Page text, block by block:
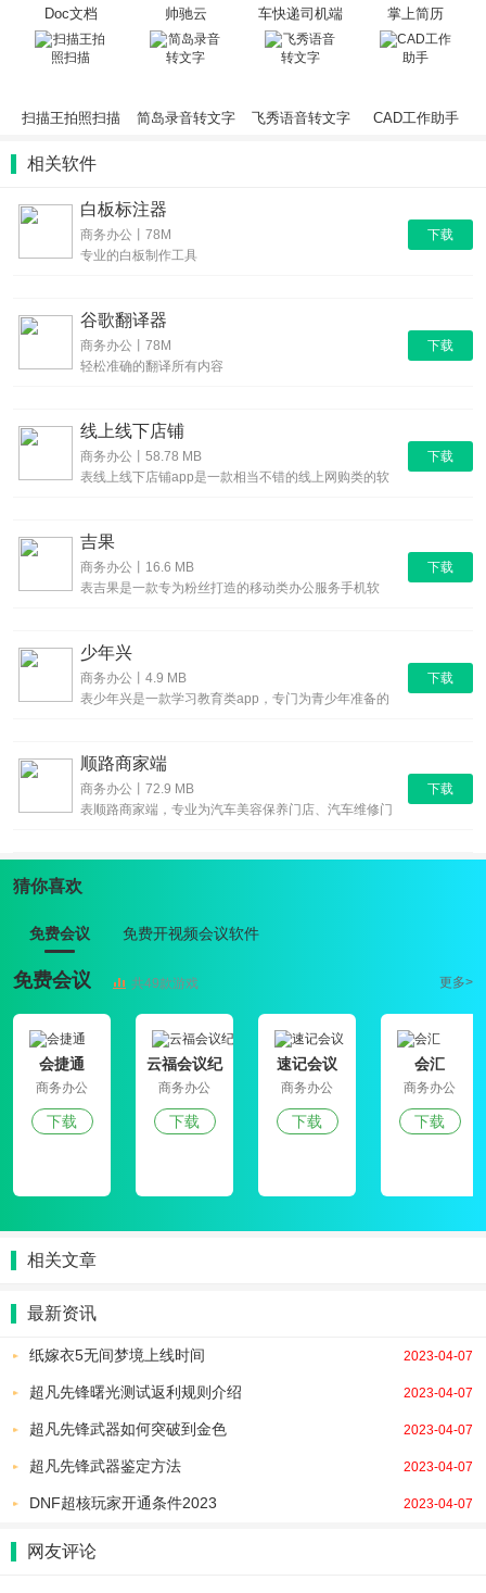
清晰的，而且也可以直接开启录音模式。
3.支持同时多人在线，一起参与会议，不会出现任何卡屏的情况，保
《好信会议》软件亮点：
己的屏幕内容给自己的员工。
2.领导可以直接通过软件来发送各种文本内容，支持不同的格式，提
高员工的办公效率。
3.所有的文档都会直接在线保存，方便用户随时随地的翻阅。
真的是一款功能非常强大的软件，软件里有非常详细的领导层，通过
合理的安排每一个员工的工作内容，然后完成完美的配合，避免不必
Doc文档 帅驰云 车快递司机端 掌上简历
扫描王拍照扫描 简岛录音转文字 飞秀语音转文字 CAD工作助手
相关软件
下载
白板标注器
商务办公丨78M
专业的白板制作工具
下载
谷歌翻译器
商务办公丨78M
轻松准确的翻译所有内容
下载
线上线下店铺
商务办公丨58.78 MB
表线上线下店铺app是一款相当不错的线上网购类的软
下载
吉果
商务办公丨16.6 MB
表吉果是一款专为粉丝打造的移动类办公服务手机软
下载
少年兴
商务办公丨4.9 MB
表少年兴是一款学习教育类app，专门为青少年准备的
下载
顺路商家端
商务办公丨72.9 MB
表顺路商家端，专业为汽车美容保养门店、汽车维修门
猜你喜欢
免费会议 免费开视频会议软件
免费会议 共49款游戏 更多>
会捷通
商务办公
下载
云福会议纪
要
商务办公
下载
速记会议
商务办公
下载
会汇
商务办公
下载
相关文章
最新资讯
纸嫁衣5无间梦境上线时间 2023-04-07
超凡先锋曙光测试返利规则介绍 2023-04-07
超凡先锋武器如何突破到金色 2023-04-07
超凡先锋武器鉴定方法 2023-04-07
DNF超核玩家开通条件2023 2023-04-07
网友评论